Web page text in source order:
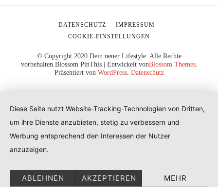
© Copyright 2020 Dein neuer Lifestyle. Alle Rechte
vorbehalten.Blossom PinThis | Entwickelt vonBlossom Themes.
Präsentiert von WordPress. Datenschutz
DATENSCHUTZ
IMPRESSUM
COOKIE-EINSTELLUNGEN
Diese Seite nutzt Website-Tracking-Technologien von Dritten,
um ihre Dienste anzubieten, stetig zu verbessern und
Werbung entsprechend den Interessen der Nutzer
anzuzeigen.
ABLEHNEN AKZEPTIEREN MEHR